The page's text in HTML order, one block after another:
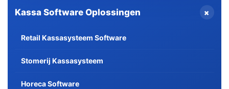
Kassa Software Oplossingen +
Retail Kassasysteem Software
Stomerij Kassasysteem
Horeca Software